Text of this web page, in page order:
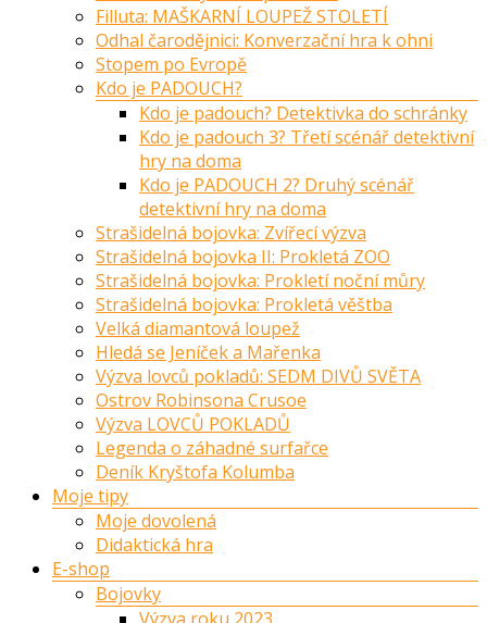
Filluta: MAŠKARNÍ LOUPEŽ STOLETÍ
Odhal čarodějnici: Konverzační hra k ohni
Stopem po Evropě
Kdo je PADOUCH?
Kdo je padouch? Detektivka do schránky
Kdo je padouch 3? Třetí scénář detektivní
hry na doma
Kdo je PADOUCH 2? Druhý scénář
detektivní hry na doma
Strašidelná bojovka: Zvířecí výzva
Strašidelná bojovka II: Prokletá ZOO
Strašidelná bojovka: Prokletí noční můry
Strašidelná bojovka: Prokletá věštba
Velká diamantová loupež
Hledá se Jeníček a Mařenka
Výzva lovců pokladů: SEDM DIVŮ SVĚTA
Ostrov Robinsona Crusoe
Výzva LOVCŮ POKLADŮ
Legenda o záhadné surfařce
Deník Kryštofa Kolumba
Moje tipy
Moje dovolená
Didaktická hra
E-shop
Bojovky